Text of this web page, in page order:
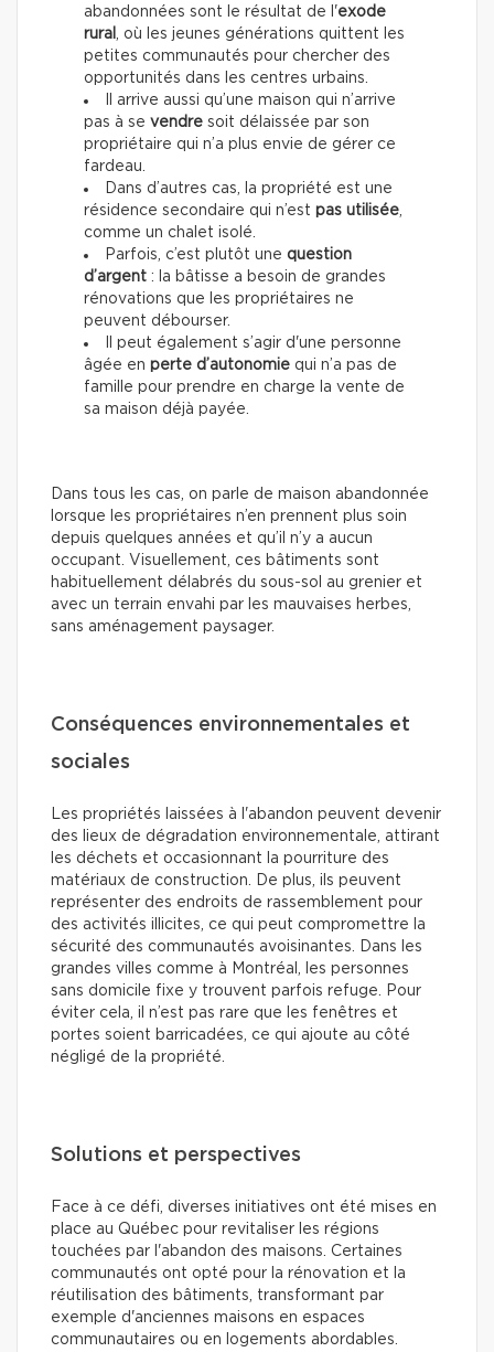
abandonnées sont le résultat de l'exode
rural
, où les jeunes générations quittent les
petites communautés pour chercher des
opportunités dans les centres urbains.
Il arrive aussi qu’une maison qui n’arrive
pas à se vendre soit délaissée par son
propriétaire qui n’a plus envie de gérer ce
fardeau.
Dans d’autres cas, la propriété est une
résidence secondaire qui n’est pas utilisée
comme un chalet isolé.
Parfois, c’est plutôt une question
d’argent : la bâtisse a besoin de grandes
rénovations que les propriétaires ne
peuvent débourser.
Il peut également s’agir d'une personne
âgée en perte d’autonomie qui n’a pas de
famille pour prendre en charge la vente de
sa maison déjà payée.
Dans tous les cas, on parle de maison abandonnée
lorsque les propriétaires n’en prennent plus soin
depuis quelques années et qu’il n’y a aucun
occupant. Visuellement, ces bâtiments sont
habituellement délabrés du sous-sol au grenier et
avec un terrain envahi par les mauvaises herbes,
sans aménagement paysager.
Conséquences environnementales et
sociales
Les propriétés laissées à l'abandon peuvent devenir
des lieux de dégradation environnementale, attirant
les déchets et occasionnant la pourriture des
matériaux de construction. De plus, ils peuvent
représenter des endroits de rassemblement pour
des activités illicites, ce qui peut compromettre la
sécurité des communautés avoisinantes. Dans les
grandes villes comme à Montréal, les personnes
sans domicile fixe y trouvent parfois refuge. Pour
éviter cela, il n’est pas rare que les fenêtres et
portes soient barricadées, ce qui ajoute au côté
négligé de la propriété.
Solutions et perspectives
Face à ce défi, diverses initiatives ont été mises en
place au Québec pour revitaliser les régions
touchées par l'abandon des maisons. Certaines
communautés ont opté pour la rénovation et la
réutilisation des bâtiments, transformant par
exemple d'anciennes maisons en espaces
communautaires ou en logements abordables.